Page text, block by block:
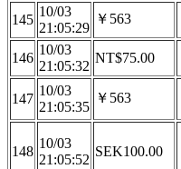
145
10/03
21:05:29
￥563
146
10/03
21:05:32
NT$75.00
147
10/03
21:05:35
￥563
148
10/03
21:05:52
SEK100.00